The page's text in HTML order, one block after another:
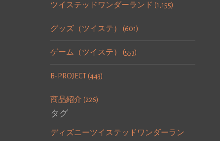
ツイステッドワンダーランド (1,155)
グッズ（ツイステ） (601)
ゲーム（ツイステ） (553)
B-PROJECT (443)
商品紹介 (226)
タグ
ディズニーツイステッドワンダーラン